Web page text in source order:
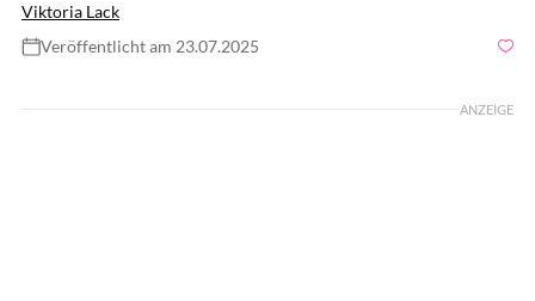
Viktoria Lack
Veröffentlicht am 23.07.2025
ANZEIGE